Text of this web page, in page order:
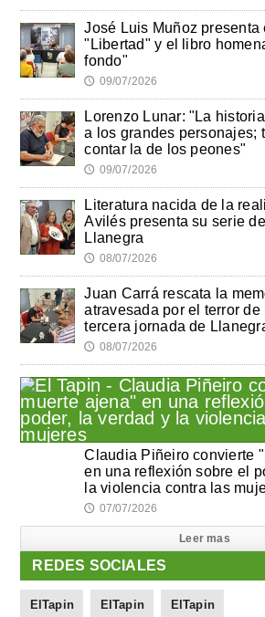
José Luis Muñoz presenta
"Libertad" y el libro
fondo"
🕔 09/07/2026
Lorenzo Lunar: "La
a los grandes personajes;
contar la de los peones"
🕔 09/07/2026
Literatura nacida de la
Avilés presenta su serie
Llanegra
🕔 08/07/2026
Juan Carrá rescata la
atravesada por el terror de
tercera jornada de
🕔 08/07/2026
Claudia Piñeiro convierte
en una reflexión sobre el
la violencia contra las
🕔 07/07/2026
Leer mas
REDES SOCIALES
ElTapin ElTapin ElTapin